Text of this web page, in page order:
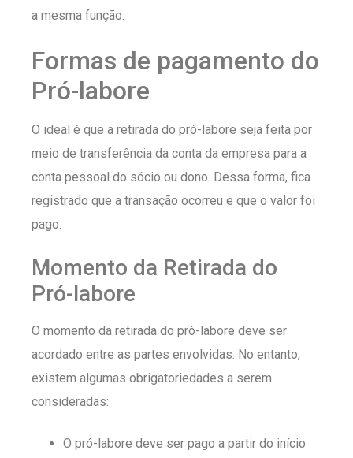
a mesma função.
Formas de pagamento do
Pró-labore
O ideal é que a retirada do pró-labore seja feita por
meio de transferência da conta da empresa para a
conta pessoal do sócio ou dono. Dessa forma, fica
registrado que a transação ocorreu e que o valor foi
pago.
Momento da Retirada do
Pró-labore
O momento da retirada do pró-labore deve ser
acordado entre as partes envolvidas. No entanto,
existem algumas obrigatoriedades a serem
consideradas:
O pró-labore deve ser pago a partir do início